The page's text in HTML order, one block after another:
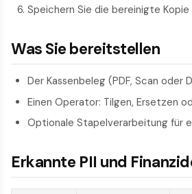
Speichern Sie die bereinigte Kopie
Was Sie bereitstellen
Der Kassenbeleg (PDF, Scan oder
Einen Operator: Tilgen, Ersetzen
Optionale Stapelverarbeitung für
Erkannte PII und